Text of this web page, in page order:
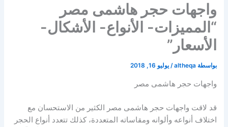
واجهات حجر هاشمى مصر
“المميزات- الأنواع- الأشكال-
الأسعار”
بواسطة altheqa
/يوليو 16, 2018
واجهات حجر هاشمى مصر
قد لاقت واجهات حجر هاشمى مصر الكثير من الاستحسان مع
اختلاف أنواعه وألوانه ومقاساته المتعددة، كذلك تتعدد أنواع الحجر